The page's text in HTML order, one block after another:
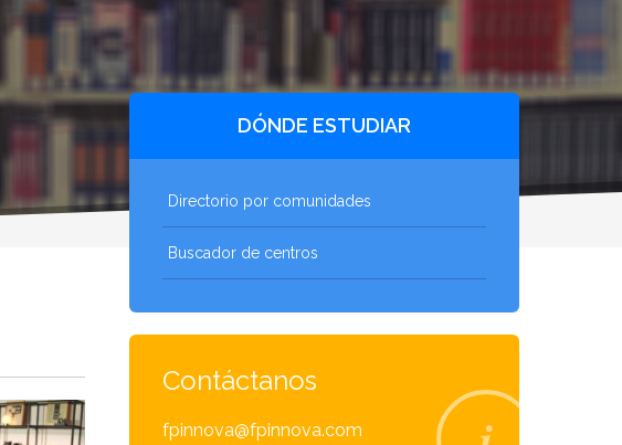
DÓNDE ESTUDIAR
Directorio por comunidades
Buscador de centros
Contáctanos
fpinnova@fpinnova.com